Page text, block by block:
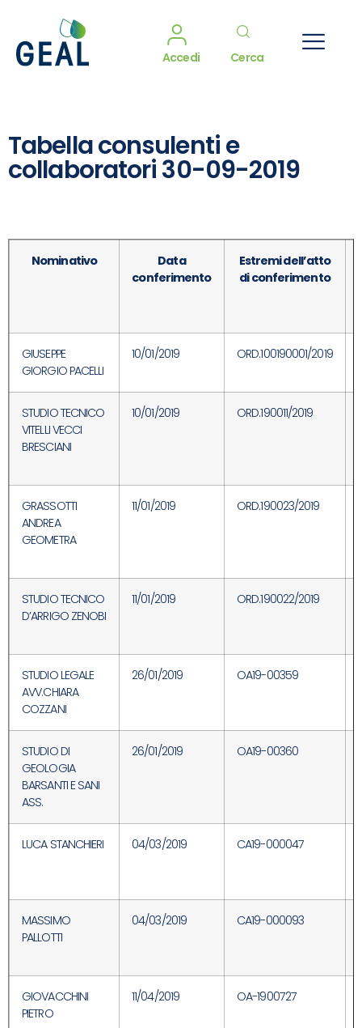
Accedi Cerca
Tabella consulenti e
collaboratori 30-09-2019
Nominativo
Data
conferimento
Estremi dell’atto
di conferimento
GIUSEPPE
GIORGIO PACELLI
10/01/2019 ORD.100190001/2019
STUDIO TECNICO
VITELLI VECCI
BRESCIANI
10/01/2019 ORD.190011/2019
GRASSOTTI
ANDREA
GEOMETRA
11/01/2019 ORD.190023/2019
STUDIO TECNICO
D’ARRIGO ZENOBI
11/01/2019 ORD.190022/2019
STUDIO LEGALE
AVV.CHIARA
COZZANI
26/01/2019 OA19-00359
STUDIO DI
GEOLOGIA
BARSANTI E SANI
ASS.
26/01/2019 OA19-00360
LUCA STANCHIERI 04/03/2019 CA19-000047
MASSIMO
PALLOTTI
04/03/2019 CA19-000093
GIOVACCHINI
PIETRO
11/04/2019 OA-1900727